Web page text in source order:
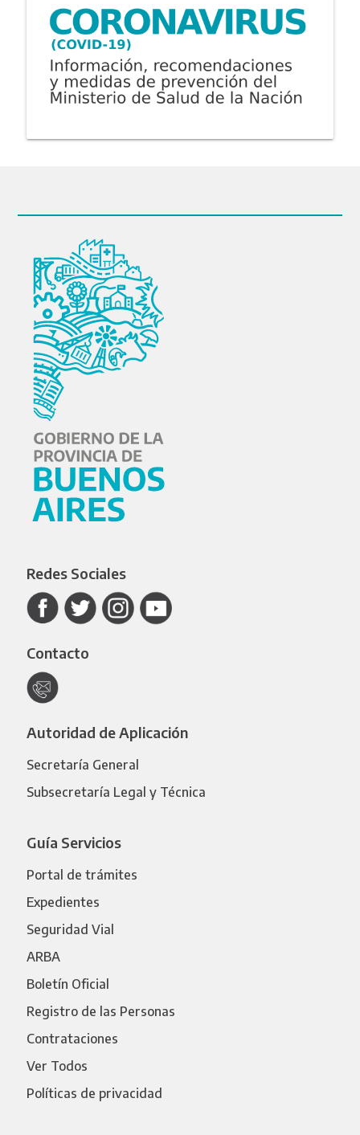
Redes Sociales
Contacto
Autoridad de Aplicación
Secretaría General
Subsecretaría Legal y Técnica
Guía Servicios
Portal de trámites
Expedientes
Seguridad Vial
ARBA
Boletín Oficial
Registro de las Personas
Contrataciones
Ver Todos
Políticas de privacidad